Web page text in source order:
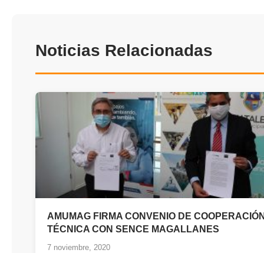
Noticias Relacionadas
AMUMAG FIRMA CONVENIO DE
TÉCNICA CON SENCE MAGALLANES
7 noviembre, 2020